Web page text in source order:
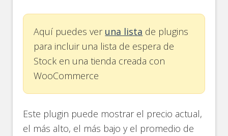
Aquí puedes ver una lista de plugins
para incluir una lista de espera de
Stock en una tienda creada con
WooCommerce
Este plugin puede mostrar el precio actual,
el más alto, el más bajo y el promedio de